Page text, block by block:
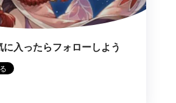
に入ったらフォローしよう